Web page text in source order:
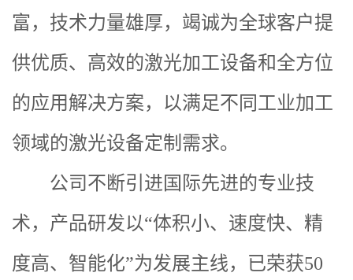
富，技术力量雄厚，竭诚为全球客户提
供优质、高效的激光加工设备和全方位
的应用解决方案，以满足不同工业加工
领域的激光设备定制需求。
公司不断引进国际先进的专业技
术，产品研发以“体积小、速度快、精
度高、智能化”为发展主线，已荣获50